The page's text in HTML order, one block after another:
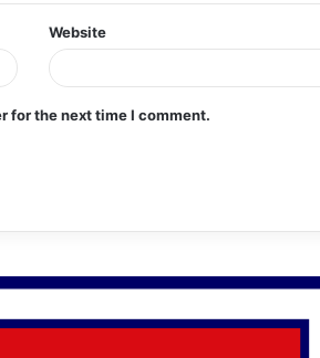
Website
for the next time I comment.